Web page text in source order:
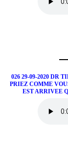
026 29-09-2020 DR
PRIEZ COMME
EST ARRIVEE